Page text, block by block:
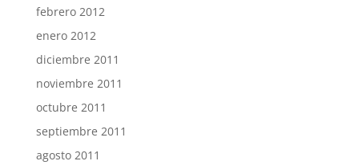
febrero 2012
enero 2012
diciembre 2011
noviembre 2011
octubre 2011
septiembre 2011
agosto 2011